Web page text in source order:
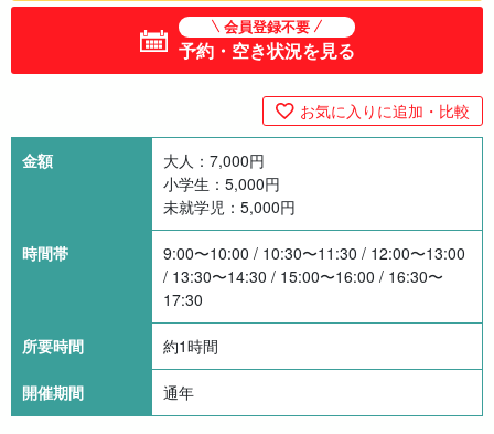
会員登録不要
予約・空き状況を見る
お気に入りに追加・比較
金額 大人： 7,000円
小学生： 5,000円
未就学児： 5,000円
時間帯
9:00〜10:00 / 10:30〜11:30 / 12:00〜13:00
/ 13:30〜14:30 / 15:00〜16:00 / 16:30〜
17:30
所要時間 約1時間
開催期間 通年